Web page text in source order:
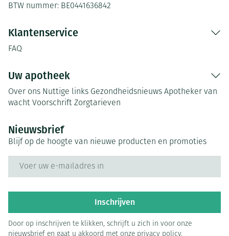
BTW nummer: BE0441636842
Klantenservice
FAQ
Uw apotheek
Over ons Nuttige links Gezondheidsnieuws Apotheker van
wacht Voorschrift Zorgtarieven
Nieuwsbrief
Blijf op de hoogte van nieuwe producten en promoties
Inschrijven
Door op inschrijven te klikken, schrijft u zich in voor onze
nieuwsbrief en gaat u akkoord met onze privacy policy.